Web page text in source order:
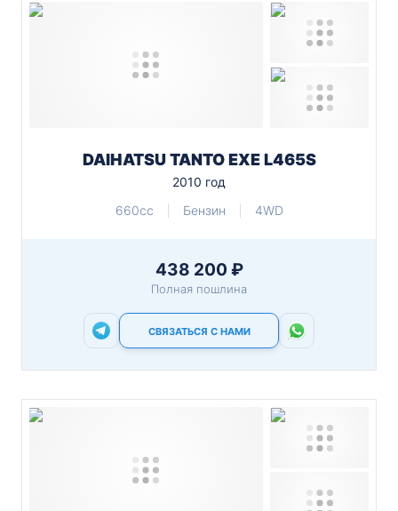
DAIHATSU TANTO EXE L465S
2010 год
660cc
Бензин 4WD
438 200 ₽
Полная пошлина
СВЯЗАТЬСЯ С НАМИ